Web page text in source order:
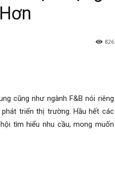
826
cũng như ngành F&B nói riêng
triển thị trường. Hầu hết các
tìm hiểu nhu cầu, mong muốn